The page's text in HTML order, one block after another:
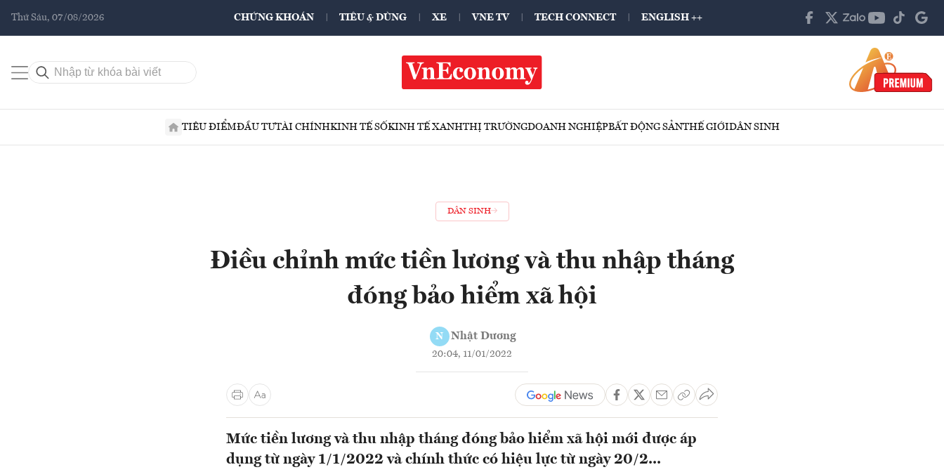
Thứ Sáu, 07/08/2026 CHỨNG KHOÁN TIÊU & DÙNG XE VNE TV TECH CONNECT ENGLISH ++
TIÊU ĐIỂMĐẦU TƯTÀI CHÍNHKINH TẾ SỐKINH TẾ XANHTHỊ TRƯỜNGDOANH NGHIỆPBẤT ĐỘNG SẢNTHẾ GIỚIDÂN SINH
DÂN SINH
Điều chỉnh mức tiền lương và thu nhập tháng
đóng bảo hiểm xã hội
N Nhật Dương
20:04, 11/01/2022
Mức tiền lương và thu nhập tháng đóng bảo hiểm xã hội mới được áp
dụng từ ngày 1/1/2022 và chính thức có hiệu lực từ ngày 20/2...